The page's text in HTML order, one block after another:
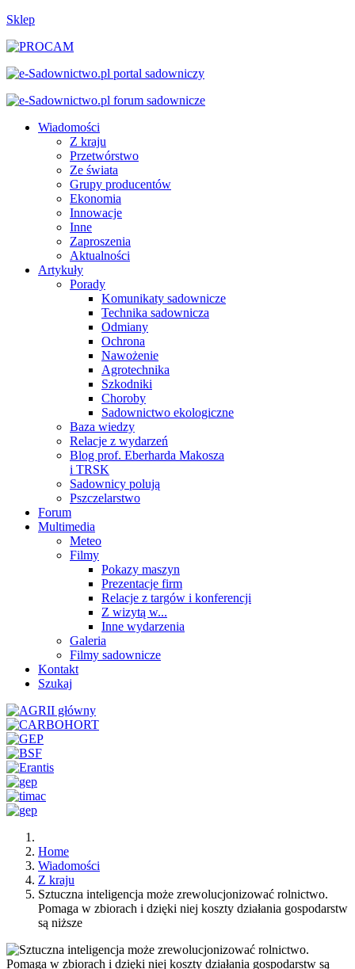
Sklep
Wiadomości
Z kraju
Przetwórstwo
Ze świata
Grupy producentów
Ekonomia
Innowacje
Inne
Zaproszenia
Aktualności
Artykuły
Porady
Komunikaty sadownicze
Technika sadownicza
Odmiany
Ochrona
Nawożenie
Agrotechnika
Szkodniki
Choroby
Sadownictwo ekologiczne
Baza wiedzy
Relacje z wydarzeń
Blog prof. Eberharda Makosza
i TRSK
Sadownicy polują
Pszczelarstwo
Forum
Multimedia
Meteo
Filmy
Pokazy maszyn
Prezentacje firm
Relacje z targów i konferencji
Z wizytą w...
Inne wydarzenia
Galeria
Filmy sadownicze
Kontakt
Szukaj
Home
Wiadomości
Z kraju
Sztuczna inteligencja może zrewolucjonizować rolnictwo.
Pomaga w zbiorach i dzięki niej koszty działania gospodarstw
są niższe